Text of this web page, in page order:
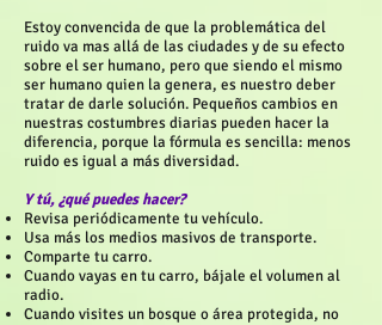
Estoy convencida de que la problemática del
ruido va mas allá de las ciudades y de su efecto
sobre el ser humano, pero que siendo el mismo
ser humano quien la genera, es nuestro deber
tratar de darle solución. Pequeños cambios en
nuestras costumbres diarias pueden hacer la
diferencia, porque la fórmula es sencilla: menos
ruido es igual a más diversidad.
Y tú, ¿qué puedes hacer?
Revisa periódicamente tu vehículo.
Usa más los medios masivos de transporte.
Comparte tu carro.
Cuando vayas en tu carro, bájale el volumen al
radio.
Cuando visites un bosque o área protegida, no